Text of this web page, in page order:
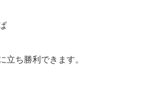
立ち勝利できます。